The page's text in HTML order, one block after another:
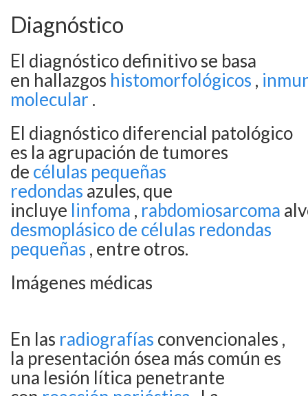
Diagnóstico
El diagnóstico definitivo se basa
en hallazgos histomorfológicos ,
molecular .
El diagnóstico diferencial patológico
es la agrupación de tumores
de células pequeñas
redondas azules, que
incluye linfoma , rabdomiosarcoma
desmoplásico de células redondas
pequeñas , entre otros.
Imágenes médicas
En las radiografías convencionales ,
la presentación ósea más común es
una lesión lítica penetrante